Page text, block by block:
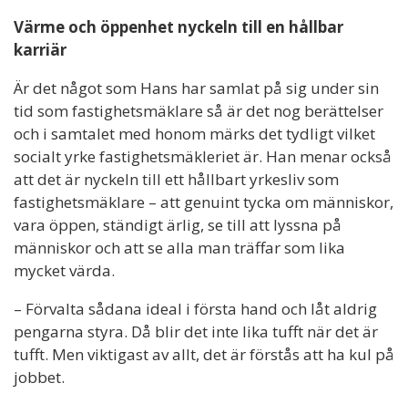
Värme och öppenhet nyckeln till en hållbar
karriär
Är det något som Hans har samlat på sig under sin
tid som fastighetsmäklare så är det nog berättelser
och i samtalet med honom märks det tydligt vilket
socialt yrke fastighetsmäkleriet är. Han menar också
att det är nyckeln till ett hållbart yrkesliv som
fastighetsmäklare – att genuint tycka om människor,
vara öppen, ständigt ärlig, se till att lyssna på
människor och att se alla man träffar som lika
mycket värda.
– Förvalta sådana ideal i första hand och låt aldrig
pengarna styra. Då blir det inte lika tufft när det är
tufft. Men viktigast av allt, det är förstås att ha kul på
jobbet.